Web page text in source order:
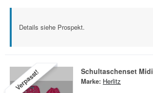
Details siehe Prospekt.
Verpasst! Schultaschenset Midi
Marke: Herlitz